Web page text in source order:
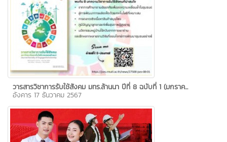
วารสารวิชาการรับใช้สังคม มทร.ล้านนา ปีที่ 8 ฉบับที่ 1 (มกราค...
อังคาร 17 ธันวาคม 2567